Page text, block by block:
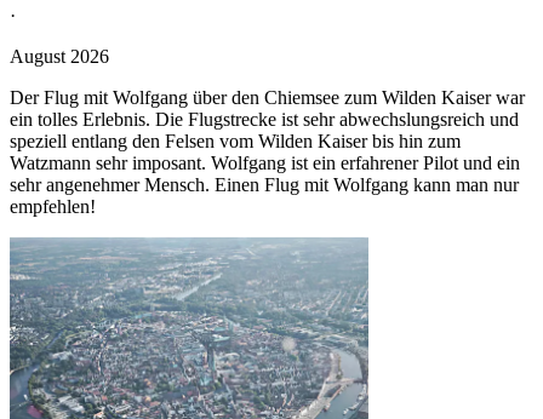
·
August 2026
Der Flug mit Wolfgang über den Chiemsee zum Wilden Kaiser war
ein tolles Erlebnis. Die Flugstrecke ist sehr abwechslungsreich und
speziell entlang den Felsen vom Wilden Kaiser bis hin zum
Watzmann sehr imposant. Wolfgang ist ein erfahrener Pilot und ein
sehr angenehmer Mensch. Einen Flug mit Wolfgang kann man nur
empfehlen!